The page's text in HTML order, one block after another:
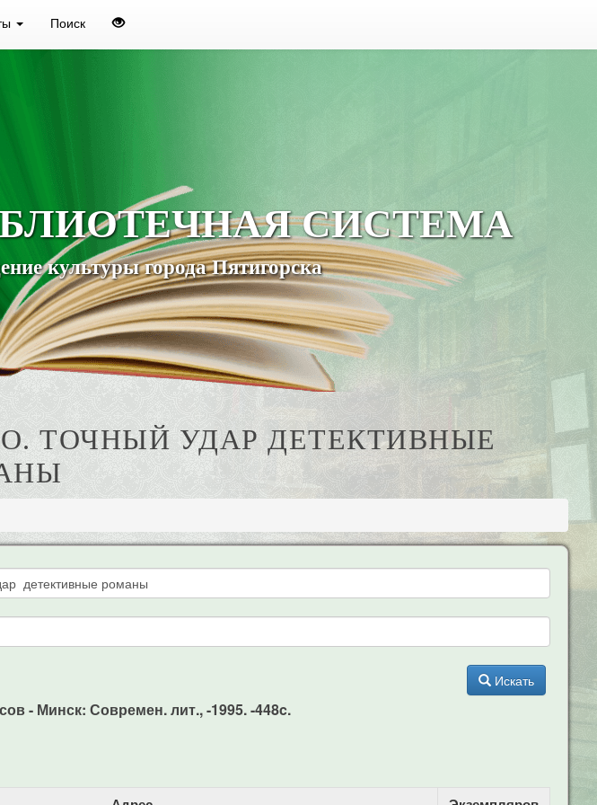
Поиск
СИСТЕМА
культуры города Пятигорска
ТОЧНЫЙ УДАР ДЕТЕКТИВНЫЕ
Искать
- Минск: Современ. лит., -1995. -448c.